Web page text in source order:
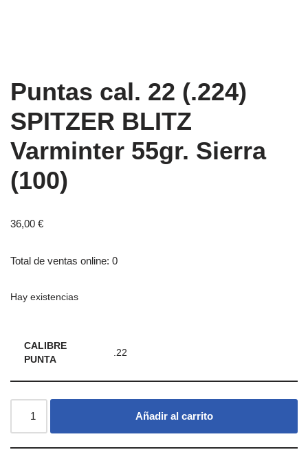
Puntas cal. 22 (.224)
SPITZER BLITZ
Varminter 55gr. Sierra
(100)
36,00 €
Total de ventas online: 0
Hay existencias
CALIBRE
PUNTA
.22
Añadir al carrito